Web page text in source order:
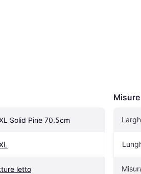
Solid Pine 70.5cm
letto
Misure